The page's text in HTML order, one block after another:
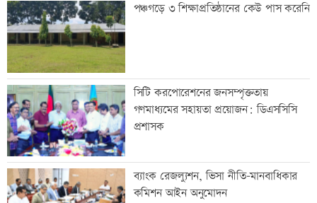
পঞ্চগড়ে ৩ শিক্ষাপ্রতিষ্ঠানের কেউ পাস করেনি
সিটি করপোরেশনের জনসম্পৃক্ততায়
গণমাধ্যমের সহায়তা প্রয়োজন: ডিএসসিসি
প্রশাসক
ব্যাংক রেজল্যুশন, ভিসা নীতি-মানবাধিকার
কমিশন আইন অনুমোদন